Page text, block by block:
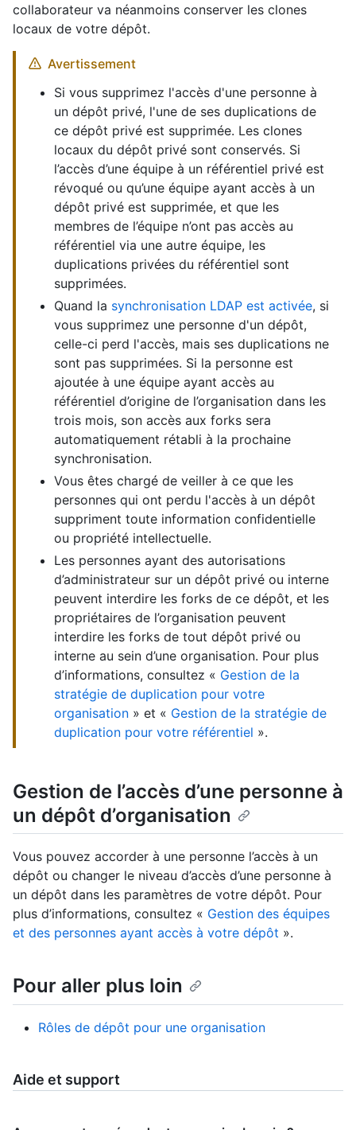
collaborateur va néanmoins conserver les clones
locaux de votre dépôt.
Avertissement
Si vous supprimez l'accès d'une personne à
un dépôt privé, l'une de ses duplications de
ce dépôt privé est supprimée. Les clones
locaux du dépôt privé sont conservés. Si
l’accès d’une équipe à un référentiel privé est
révoqué ou qu’une équipe ayant accès à un
dépôt privé est supprimée, et que les
membres de l’équipe n’ont pas accès au
référentiel via une autre équipe, les
duplications privées du référentiel sont
supprimées.
Quand la synchronisation LDAP est activée, si
vous supprimez une personne d'un dépôt,
celle-ci perd l'accès, mais ses duplications ne
sont pas supprimées. Si la personne est
ajoutée à une équipe ayant accès au
référentiel d’origine de l’organisation dans les
trois mois, son accès aux forks sera
automatiquement rétabli à la prochaine
synchronisation.
Vous êtes chargé de veiller à ce que les
personnes qui ont perdu l'accès à un dépôt
suppriment toute information confidentielle
ou propriété intellectuelle.
Les personnes ayant des autorisations
d’administrateur sur un dépôt privé ou interne
peuvent interdire les forks de ce dépôt, et les
propriétaires de l’organisation peuvent
interdire les forks de tout dépôt privé ou
interne au sein d’une organisation. Pour plus
d’informations, consultez « Gestion de la
stratégie de duplication pour votre
organisation » et « Gestion de la stratégie de
duplication pour votre référentiel ».
Gestion de l’accès d’une personne à
un dépôt d’organisation
Vous pouvez accorder à une personne l’accès à un
dépôt ou changer le niveau d’accès d’une personne à
un dépôt dans les paramètres de votre dépôt. Pour
plus d’informations, consultez « Gestion des équipes
et des personnes ayant accès à votre dépôt ».
Pour aller plus loin
Rôles de dépôt pour une organisation
Aide et support